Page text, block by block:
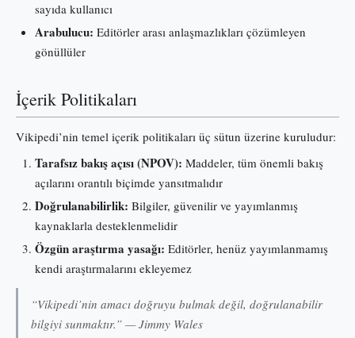
sayıda kullanıcı
Arabulucu: Editörler arası anlaşmazlıkları çözümleyen
gönüllüler
İçerik Politikaları
Vikipedi’nin temel içerik politikaları üç sütun üzerine kuruludur:
Tarafsız bakış açısı (NPOV): Maddeler, tüm önemli bakış
açılarını orantılı biçimde yansıtmalıdır
Doğrulanabilirlik: Bilgiler, güvenilir ve yayımlanmış
kaynaklarla desteklenmelidir
Özgün araştırma yasağı: Editörler, henüz yayımlanmamış
kendi araştırmalarını ekleyemez
“Vikipedi’nin amacı doğruyu bulmak değil, doğrulanabilir
bilgiyi sunmaktır.” — Jimmy Wales